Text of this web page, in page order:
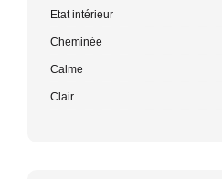
Etat intérieur
Cheminée
Calme
Clair